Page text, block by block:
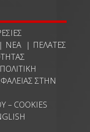
ΝΈΑ
ΠΕΛΆΤΕΣ
ΣΤΗΝ
COOKIES